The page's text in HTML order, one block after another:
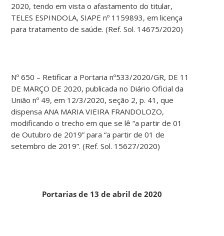
2020, tendo em vista o afastamento do titular,
TELES ESPINDOLA, SIAPE nº 1159893, em licença
para tratamento de saúde. (Ref. Sol. 14675/2020)
Nº 650 – Retificar a Portaria nº533/2020/GR, DE 11
DE MARÇO DE 2020, publicada no Diário Oficial da
União nº 49, em 12/3/2020, seção 2, p. 41, que
dispensa ANA MARIA VIEIRA FRANDOLOZO,
modificando o trecho em que se lê “a partir de 01
de Outubro de 2019” para “a partir de 01 de
setembro de 2019”. (Ref. Sol. 15627/2020)
Portarias de 13 de abril de 2020